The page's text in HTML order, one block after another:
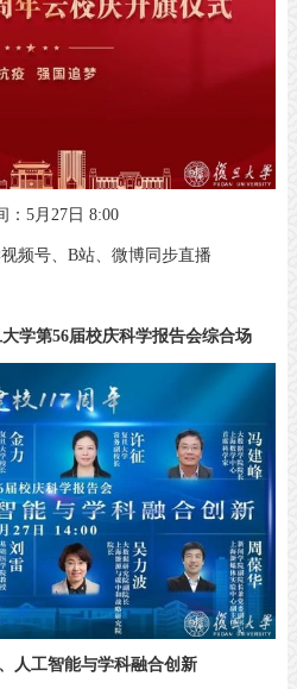
：5月27日 8:00
频号、B站、微博同步直播
学第56届校庆科学报告会综合场
人工智能与学科融合创新